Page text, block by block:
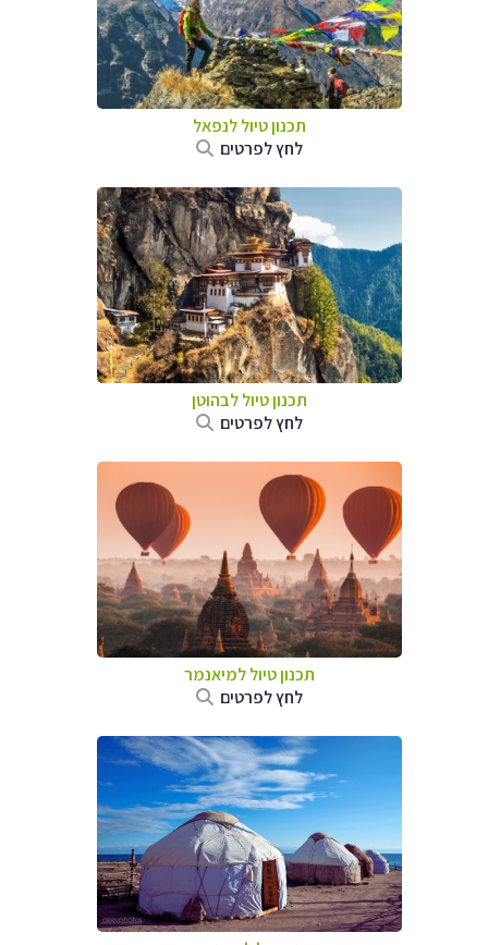
תכנון טיול לנפאל
לחץ לפרטים
תכנון טיול לבהוטן
לחץ לפרטים
תכנון טיוללמיאנמר
לחץ לפרטים